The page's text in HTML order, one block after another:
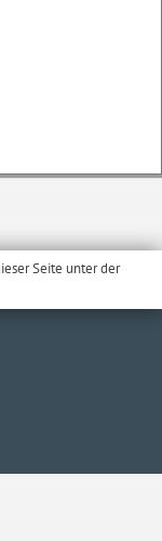
Seite unter der